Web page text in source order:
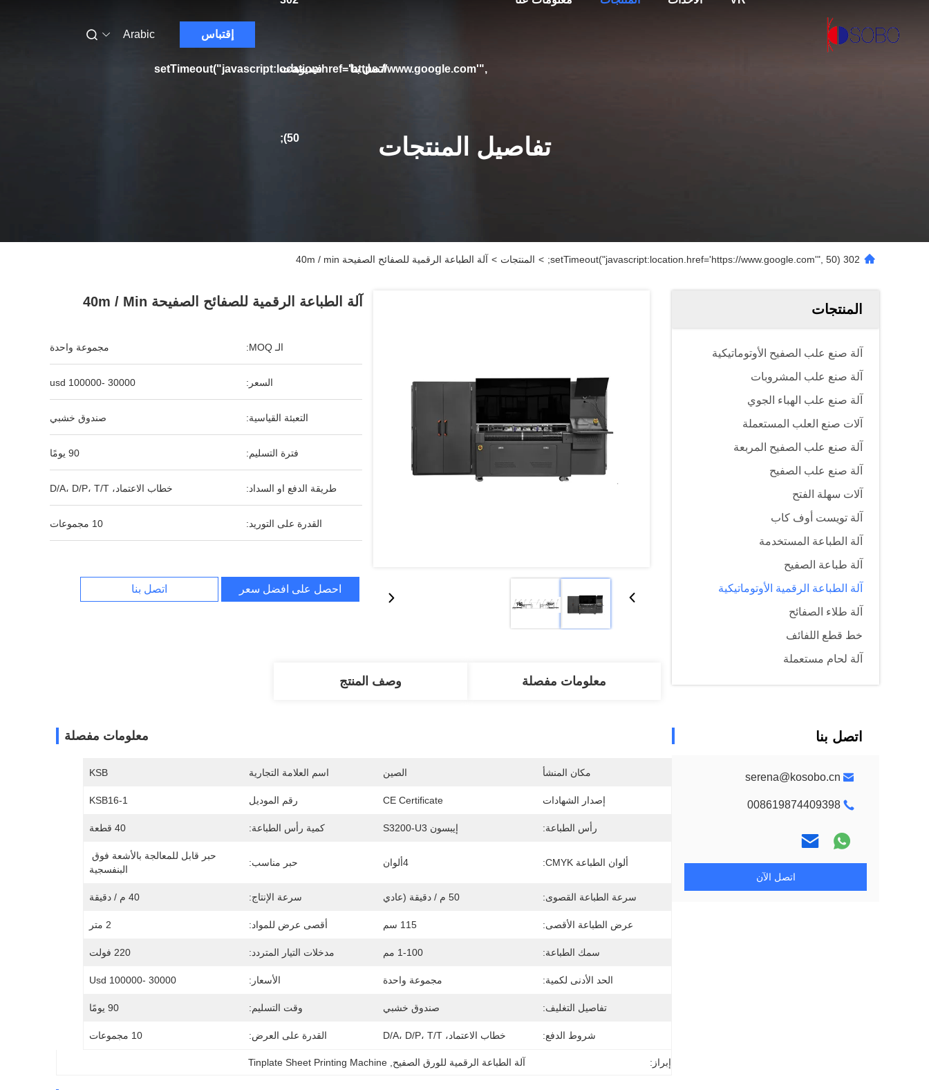
setTimeout("javascript:location.href='https://www.google.com'",
50);
فيديوهات اتصل بنا
إقتباس Arabic
تفاصيل المنتجات
302 setTimeout("javascript:location.href='https://www.google.com'", 50);
> المنتجات > آلة الطباعة الرقمية للصفائح الصفيحة 40m / min
المنتجات
آلة صنع علب الصفيح الأوتوماتيكية
آلة صنع علب المشروبات
آلة صنع علب الهباء الجوي
آلات صنع العلب المستعملة
آلة صنع علب الصفيح المربعة
آلة صنع علب الصفيح
آلات سهلة الفتح
آلة تويست أوف كاب
آلة الطباعة المستخدمة
آلة طباعة الصفيح
آلة الطباعة الرقمية الأوتوماتيكية
آلة طلاء الصفائح
خط قطع اللفائف
آلة لحام مستعملة
اتصل بنا
serena@kosobo.cn
008619874409398
اتصل الآن
آلة الطباعة الرقمية للصفائح الصفيحة 40m / Min
الـ MOQ: مجموعة واحدة
السعر: 30000 -100000 usd
التعبئة القياسية: صندوق خشبي
فترة التسليم: 90 يومًا
طريقة الدفع او السداد: خطاب الاعتماد، D/A، D/P، T/T
القدرة على التوريد: 10 مجموعات
احصل على افضل سعر اتصل بنا
معلومات مفصلة وصف المنتج
معلومات مفصلة
مكان المنشأ الصين اسم العلامة التجارية KSB
إصدار الشهادات CE Certificate رقم الموديل KSB16-1
رأس الطباعة: إيبسون S3200-U3 كمية رأس الطباعة: 40 قطعة
ألوان الطباعة CMYK: 4ألوان حبر مناسب:
البنفسجية
سرعة الطباعة القصوى: 50 م / دقيقة (عادي سرعة الإنتاج: 40 م / دقيقة
عرض الطباعة الأقصى: 115 سم أقصى عرض للمواد: 2 متر
سمك الطباعة: 1-100 مم مدخلات التيار المتردد: 220 فولت
الحد الأدنى لكمية: مجموعة واحدة الأسعار: 30000 -100000 Usd
تفاصيل التغليف: صندوق خشبي وقت التسليم: 90 يومًا
شروط الدفع: خطاب الاعتماد، D/A، D/P، T/T القدرة على العرض: 10 مجموعات
إبراز: آلة الطباعة الرقمية للورق الصفيح ,
Tinplate Sheet Printing Machine